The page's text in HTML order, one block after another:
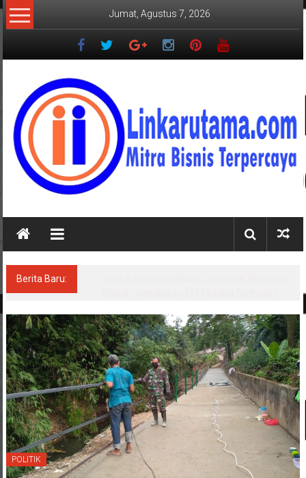
Lompat
ke
Jumat, Agustus 7, 2026
LINKARUTAMA.COM
Mitra
Terpercaya
Berita Baru:
POLITIK